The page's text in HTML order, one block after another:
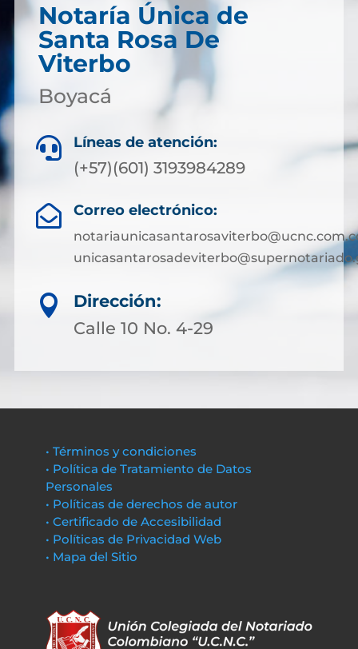
Notaría Única de
Santa Rosa De
Viterbo
Boyacá
 Líneas de atención:
(+57)(601) 3193984289
 Correo electrónico:

Dirección:
Calle 10 No. 4-29
• Términos y condiciones
• Política de Tratamiento de Datos
Personales
• Políticas de derechos de autor
• Certificado de Accesibilidad
• Políticas de Privacidad Web
• Mapa del Sitio